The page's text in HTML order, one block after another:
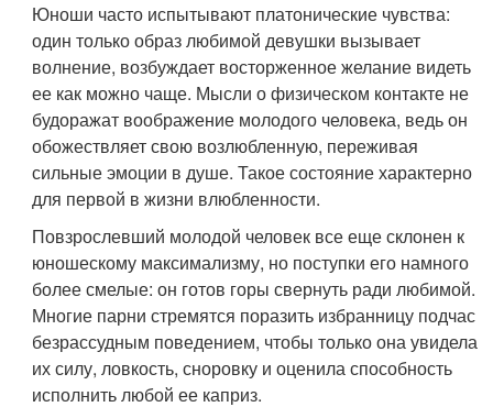
Юноши часто испытывают платонические чувства:
один только образ любимой девушки вызывает
волнение, возбуждает восторженное желание видеть
ее как можно чаще. Мысли о физическом контакте не
будоражат воображение молодого человека, ведь он
обожествляет свою возлюбленную, переживая
сильные эмоции в душе. Такое состояние характерно
для первой в жизни влюбленности.
Повзрослевший молодой человек все еще склонен к
юношескому максимализму, но поступки его намного
более смелые: он готов горы свернуть ради любимой.
Многие парни стремятся поразить избранницу подчас
безрассудным поведением, чтобы только она увидела
их силу, ловкость, сноровку и оценила способность
исполнить любой ее каприз.